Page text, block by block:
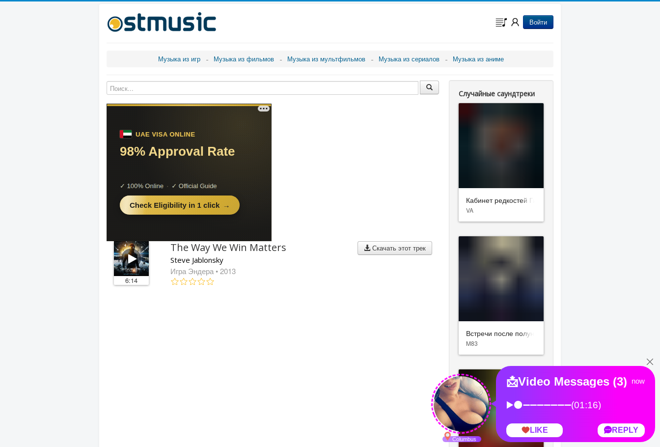
Войти
Музыка из игр Музыка из фильмов Музыка из мультфильмов Музыка из сериалов Музыка из аниме
6:14
Скачать этот трек
The Way We Win Matters
Steve Jablonsky
Игра Эндера • 2013
Случайные саундтреки
Кабинет редкостей Гильермо дель Торо
VA
Встречи после полуночи
M83